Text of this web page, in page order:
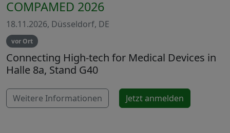
COMPAMED 2026
18.11.2026, Düsseldorf, DE
vor Ort
Connecting High-tech for Medical Devices in
Halle 8a, Stand G40
Weitere Informationen Jetzt anmelden